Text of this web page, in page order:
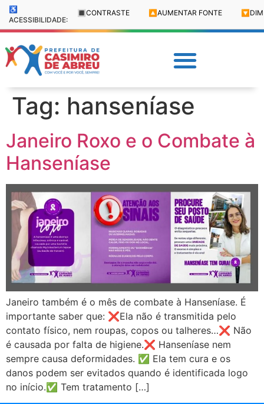
♿
ACESSIBILIDADE:
🔳 CONTRASTE 🔼 AUMENTAR FONTE 🔽
Tag: hanseníase
Janeiro Roxo e o Combate à
Hanseníase
Janeiro também é o mês de combate à Hanseníase. É
importante saber que: ❌Ela não é transmitida pelo
contato físico, nem roupas, copos ou talheres…❌ Não
é causada por falta de higiene.❌ Hanseníase nem
sempre causa deformidades. ✅ Ela tem cura e os
danos podem ser evitados quando é identificada logo
no início.✅ Tem tratamento […]